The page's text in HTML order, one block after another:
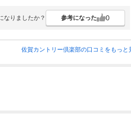
なりましたか？ 参考になった 0
佐賀カントリー倶楽部の口コミをもっと